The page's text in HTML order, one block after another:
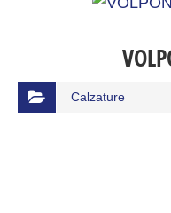
Calzature